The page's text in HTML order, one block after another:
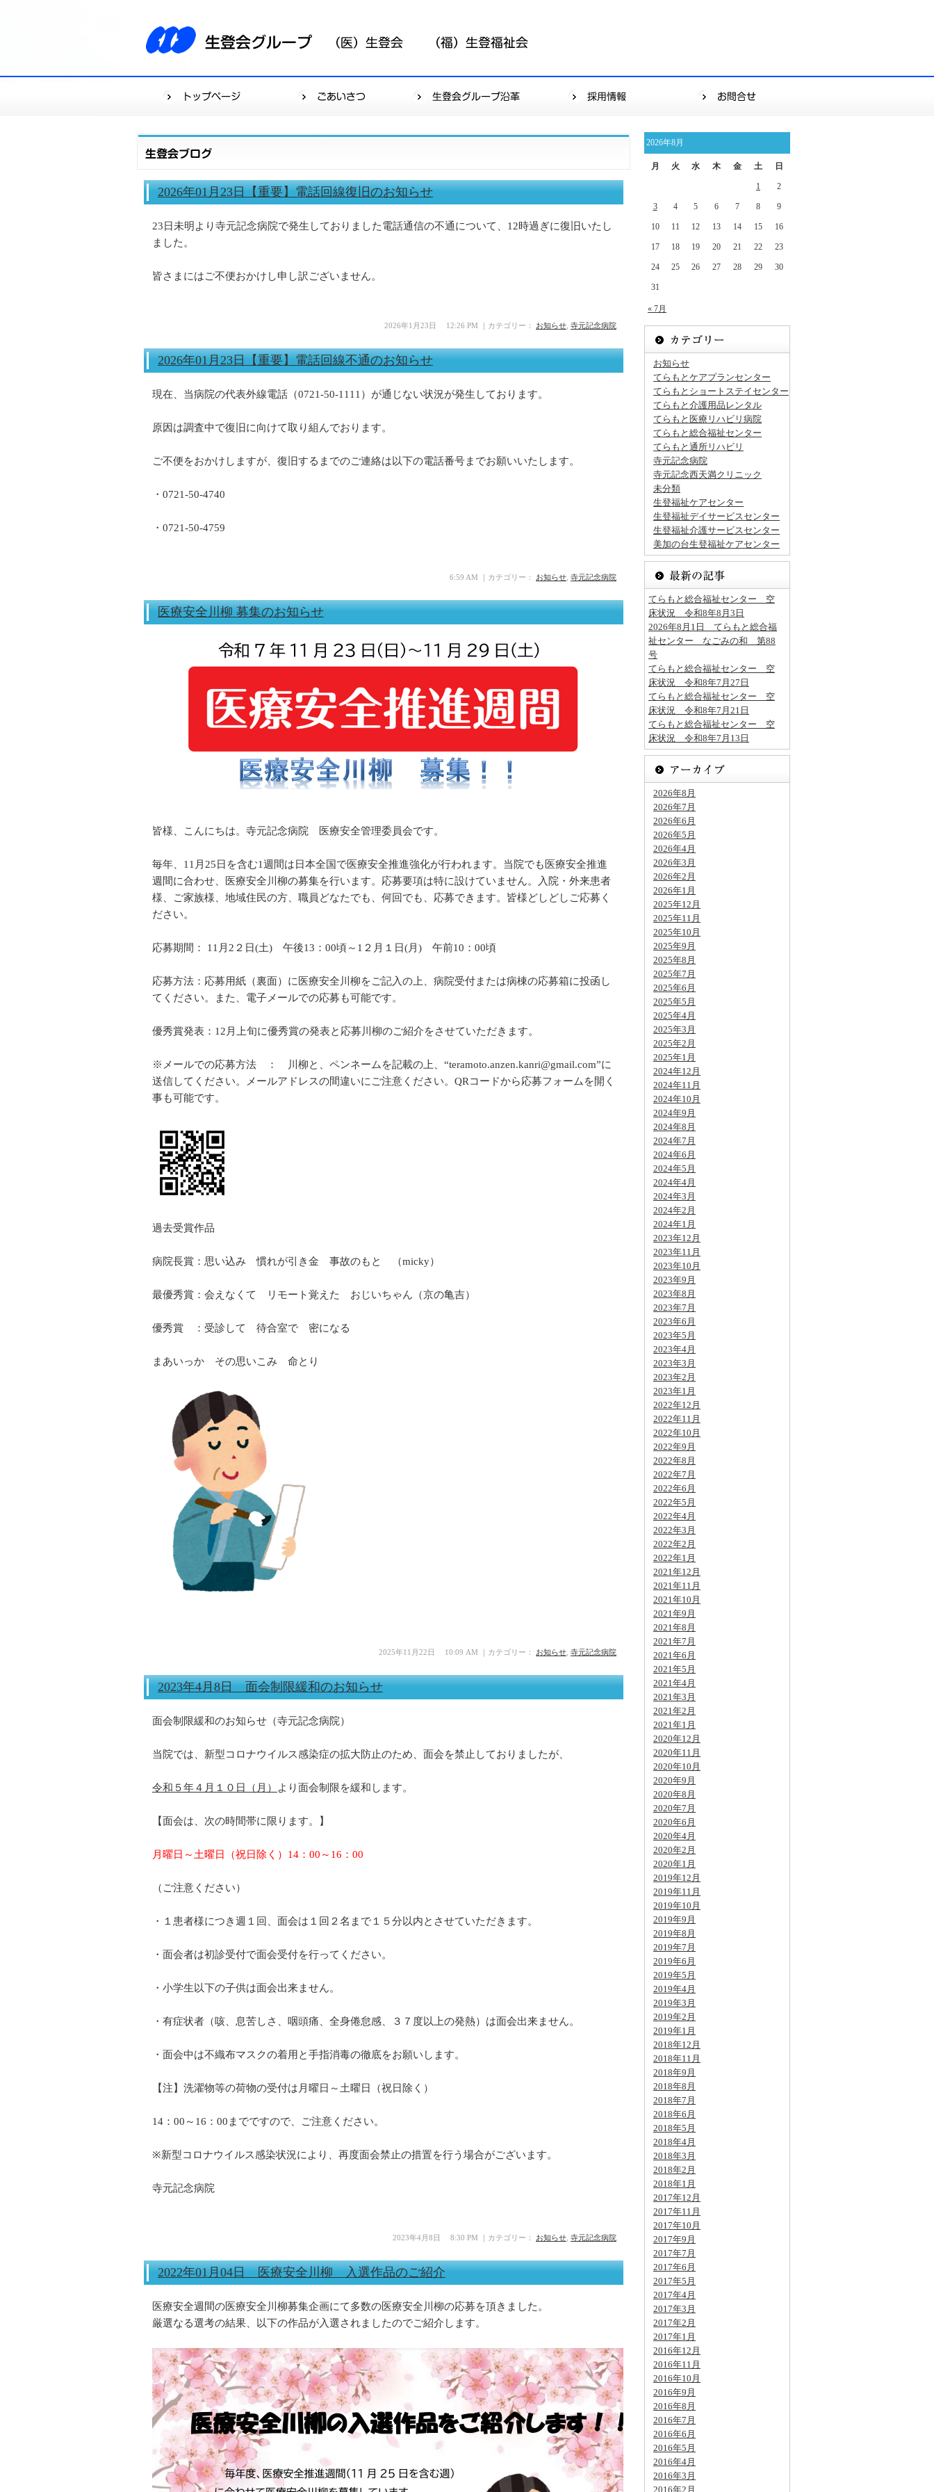
2026年01月23日【重要】電話回線復旧のお知らせ
23日未明より寺元記念病院で発生しておりました電話通信の不通について、12時過ぎに復旧いたし
ました。
皆さまにはご不便おかけし申し訳ございません。
2026年1月23日 12:26 PM ｜カテゴリー： お知らせ 寺元記念病院
2026年01月23日【重要】電話回線不通のお知らせ
現在、当病院の代表外線電話（0721-50-1111）が通じない状況が発生しております。
原因は調査中で復旧に向けて取り組んでおります。
ご不便をおかけしますが、復旧するまでのご連絡は以下の電話番号までお願いいたします。
・0721-50-4740
・0721-50-4759
6:59 AM ｜カテゴリー： お知らせ 寺元記念病院
医療安全川柳 募集のお知らせ
皆様、こんにちは。寺元記念病院 医療安全管理委員会です。
毎年、11月25日を含む1週間は日本全国で医療安全推進強化が行われます。当院でも医療安全推進
週間に合わせ、医療安全川柳の募集を行います。応募要項は特に設けていません。入院・外来患者
様、ご家族様、地域住民の方、職員どなたでも、何回でも、応募できます。皆様どしどしご応募く
ださい。
応募期間： 11月2２日(土) 午後13：00頃～1２月１日(月) 午前10：00頃
応募方法：応募用紙（裏面）に医療安全川柳をご記入の上、病院受付または病棟の応募箱に投函し
てください。また、電子メールでの応募も可能です。
優秀賞発表：12月上旬に優秀賞の発表と応募川柳のご紹介をさせていただきます。
※メールでの応募方法 ： 川柳と、ペンネームを記載の上、“teramoto.anzen.kanri@gmail.com”に
送信してください。メールアドレスの間違いにご注意ください。QRコードから応募フォームを開く
事も可能です。
過去受賞作品
病院長賞：思い込み 慣れが引き金 事故のもと （micky）
最優秀賞：会えなくて リモート覚えた おじいちゃん（京の亀吉）
優秀賞 ：受診して 待合室で 密になる
まあいっか その思いこみ 命とり
2025年11月22日 10:09 AM ｜カテゴリー： お知らせ 寺元記念病院
2023年4月8日 面会制限緩和のお知らせ
面会制限緩和のお知らせ（寺元記念病院）
当院では、新型コロナウイルス感染症の拡大防止のため、面会を禁止しておりましたが、
令和５年４月１０日（月） より面会制限を緩和します。
【面会は、次の時間帯に限ります。】
月曜日～土曜日（祝日除く）14：00～16：00
（ご注意ください）
・１患者様につき週１回、面会は１回２名まで１５分以内とさせていただきます。
・面会者は初診受付で面会受付を行ってください。
・小学生以下の子供は面会出来ません。
・有症状者（咳、息苦しさ、咽頭痛、全身倦怠感、３７度以上の発熱）は面会出来ません。
・面会中は不織布マスクの着用と手指消毒の徹底をお願いします。
【注】洗濯物等の荷物の受付は月曜日～土曜日（祝日除く）
14：00～16：00までですので、ご注意ください。
※新型コロナウイルス感染状況により、再度面会禁止の措置を行う場合がございます。
寺元記念病院
2023年4月8日 8:30 PM ｜カテゴリー： お知らせ 寺元記念病院
2022年01月04日 医療安全川柳 入選作品のご紹介
医療安全週間の医療安全川柳募集企画にて多数の医療安全川柳の応募を頂きました。
厳選なる選考の結果、以下の作品が入選されましたのでご紹介します。
2026年8月
月 火 水 木 金 土 日
« 7月
1 2
3 4 5 6 7 8 9
10 11 12 13 14 15 16
17 18 19 20 21 22 23
24 25 26 27 28 29 30
31
お知らせ
てらもとケアプランセンター
てらもとショートステイセンター
てらもと介護用品レンタル
てらもと医療リハビリ病院
てらもと総合福祉センター
てらもと通所リハビリ
寺元記念病院
寺元記念西天満クリニック
未分類
生登福祉ケアセンター
生登福祉デイサービスセンター
生登福祉介護サービスセンター
美加の台生登福祉ケアセンター
てらもと総合福祉センター 空
床状況 令和8年8月3日
2026年8月1日 てらもと総合福
祉センター なごみの和 第88
号
てらもと総合福祉センター 空
床状況 令和8年7月27日
てらもと総合福祉センター 空
床状況 令和8年7月21日
てらもと総合福祉センター 空
床状況 令和8年7月13日
2026年8月
2026年7月
2026年6月
2026年5月
2026年4月
2026年3月
2026年2月
2026年1月
2025年12月
2025年11月
2025年10月
2025年9月
2025年8月
2025年7月
2025年6月
2025年5月
2025年4月
2025年3月
2025年2月
2025年1月
2024年12月
2024年11月
2024年10月
2024年9月
2024年8月
2024年7月
2024年6月
2024年5月
2024年4月
2024年3月
2024年2月
2024年1月
2023年12月
2023年11月
2023年10月
2023年9月
2023年8月
2023年7月
2023年6月
2023年5月
2023年4月
2023年3月
2023年2月
2023年1月
2022年12月
2022年11月
2022年10月
2022年9月
2022年8月
2022年7月
2022年6月
2022年5月
2022年4月
2022年3月
2022年2月
2022年1月
2021年12月
2021年11月
2021年10月
2021年9月
2021年8月
2021年7月
2021年6月
2021年5月
2021年4月
2021年3月
2021年2月
2021年1月
2020年12月
2020年11月
2020年10月
2020年9月
2020年8月
2020年7月
2020年6月
2020年4月
2020年2月
2020年1月
2019年12月
2019年11月
2019年10月
2019年9月
2019年8月
2019年7月
2019年6月
2019年5月
2019年4月
2019年3月
2019年2月
2019年1月
2018年12月
2018年11月
2018年9月
2018年8月
2018年7月
2018年6月
2018年5月
2018年4月
2018年3月
2018年2月
2018年1月
2017年12月
2017年11月
2017年10月
2017年9月
2017年7月
2017年6月
2017年5月
2017年4月
2017年3月
2017年2月
2017年1月
2016年12月
2016年11月
2016年10月
2016年9月
2016年8月
2016年7月
2016年6月
2016年5月
2016年4月
2016年3月
2016年2月